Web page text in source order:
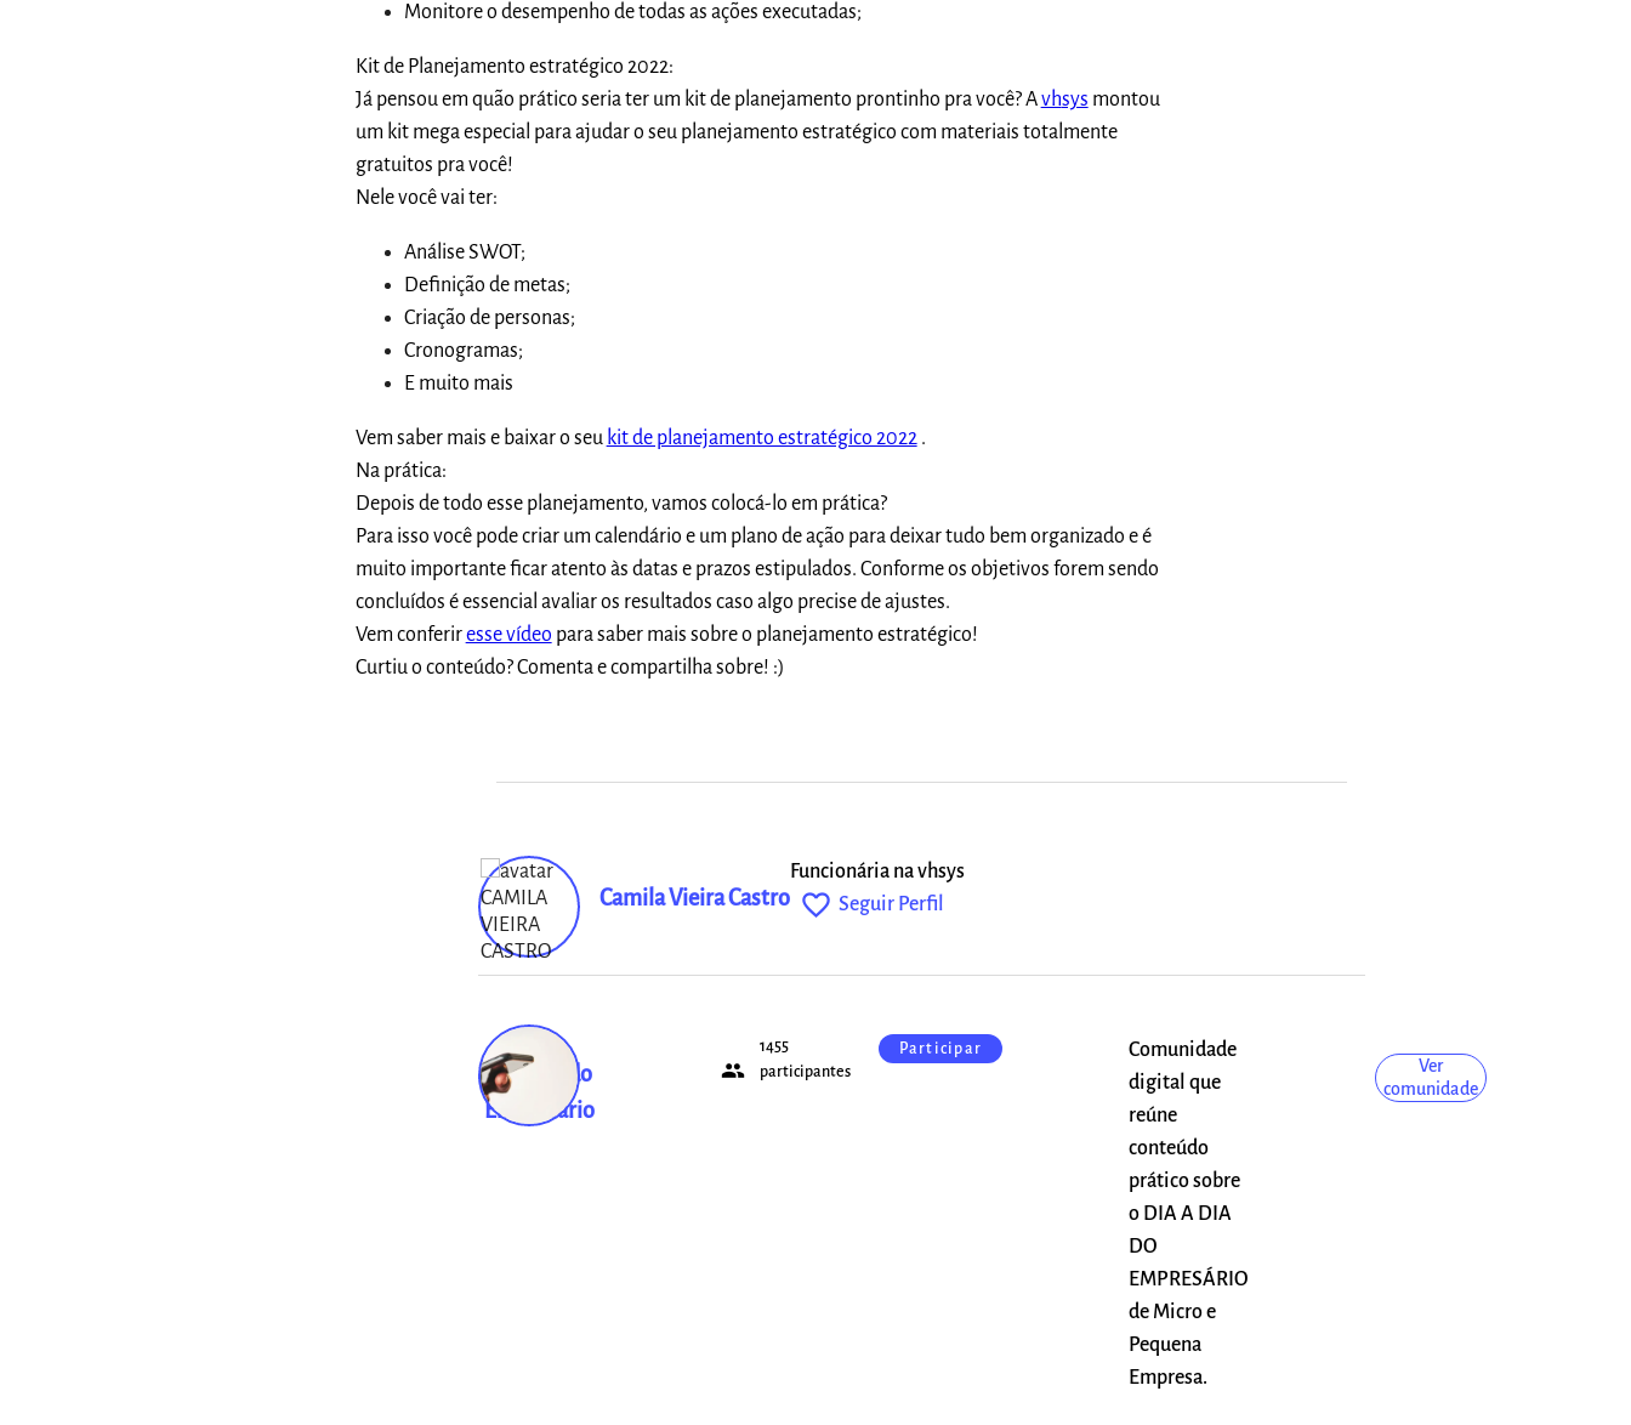
Monitore o desempenho de todas as ações executadas;
Kit de Planejamento estratégico 2022:
Já pensou em quão prático seria ter um kit de planejamento prontinho pra você? Avhsys montou
um kit mega especial para ajudar o seu planejamento estratégico com materiais totalmente
gratuitos pra você!
Nele você vai ter:
Análise SWOT;
Definição de metas;
Criação de personas;
Cronogramas;
E muito mais
Vem saber mais e baixar o seu kit de planejamento estratégico 2022.
Na prática:
Depois de todo esse planejamento, vamos colocá-lo em prática?
Para isso você pode criar um calendário e um plano de ação para deixar tudo bem organizado e é
muito importante ficar atento às datas e prazos estipulados. Conforme os objetivos forem sendo
concluídos é essencial avaliar os resultados caso algo precise de ajustes.
Vem conferiresse vídeo para saber mais sobre o planejamento estratégico!
Curtiu o conteúdo? Comenta e compartilha sobre! :)
Camila Vieira Castro
Funcionária na vhsys
favorite_outline Seguir Perfil
Dia a dia do
Empresário
people
1455
participantes
Participar
Comunidade
digital que
reúne
conteúdo
prático sobre
o DIA A DIA
DO
EMPRESÁRIO
de Micro e
Pequena
Empresa.
Ver
comunidade